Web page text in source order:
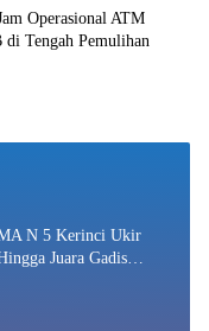
Operasional ATM
Tengah Pemulihan
N 5 Kerinci Ukir
Juara Gadis